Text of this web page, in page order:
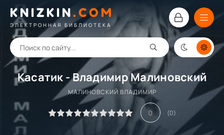
KNIZKIN.COM
ЭЛЕКТРОННАЯ БИБЛИОТЕКА
Касатик - Владимир Малиновский
МАЛИНОВСКИЙ ВЛАДИМИР
0 (0)